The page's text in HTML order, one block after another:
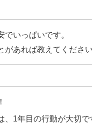
いっぱいです。
あれば教えてください
1年目の行動が大切で